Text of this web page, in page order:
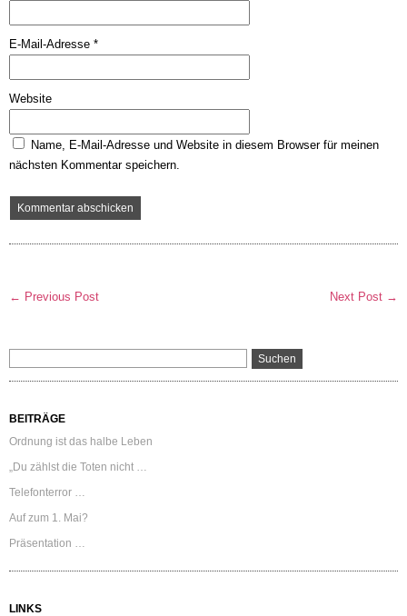
E-Mail-Adresse *
Website
Name, E-Mail-Adresse und Website in diesem Browser für meinen
nächsten Kommentar speichern.
← Previous Post Next Post →
BEITRÄGE
Ordnung ist das halbe Leben
„Du zählst die Toten nicht …
Telefonterror …
Auf zum 1. Mai?
Präsentation …
LINKS